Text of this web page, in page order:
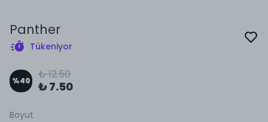
Panther
Tükeniyor
%40 ₺ 12.50
₺ 7.50
Boyut